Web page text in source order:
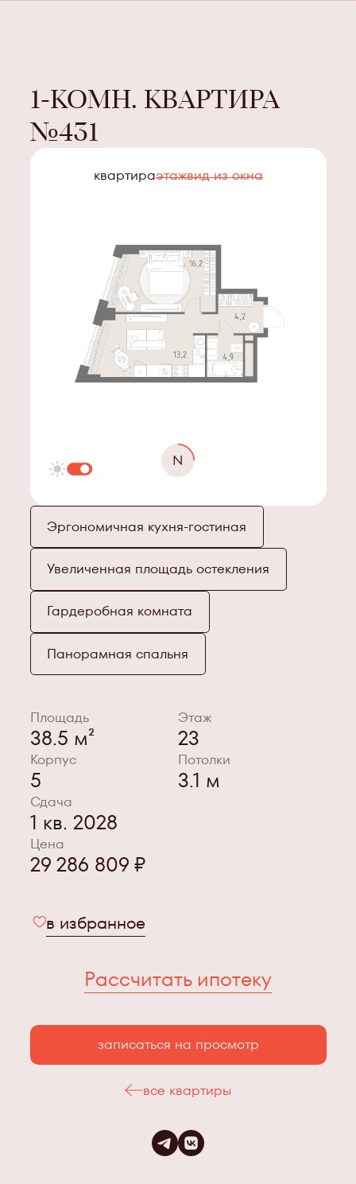
1-КОМН. КВАРТИРА
№431
квартираэтажвид из окна
Эргономичная кухня-гостиная
Увеличенная площадь остекления
Гардеробная комната
Панорамная спальня
Площадь
38.5 м²
Этаж
23
Корпус
5
Потолки
3.1 м
Сдача
1 кв. 2028
Цена
29 286 809 ₽
в избранное
Рассчитать ипотеку
записаться на просмотр
все квартиры